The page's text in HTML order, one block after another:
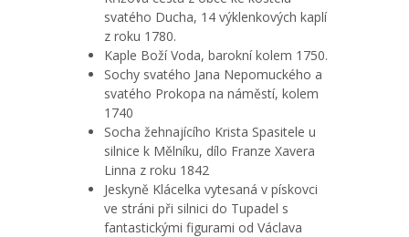
svatého Ducha, 14 výklenkových kaplí
z roku 1780.
Kaple Boží Voda, barokní kolem 1750.
Sochy svatého Jana Nepomuckého a
svatého Prokopa na náměstí, kolem
1740
Socha žehnajícího Krista Spasitele u
silnice k Mělníku, dílo Franze Xavera
Linna z roku 1842
Jeskyně Klácelka vytesaná v pískovci
ve stráni při silnici do Tupadel s
fantastickými figurami od Václava